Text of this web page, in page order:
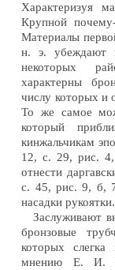
Характеризуя
Крупной
Материалы
н. э. убеждают
некоторых
характерны
числу которых и
То же самое
который
кинжальчикам
12, с. 29, рис.
отнести
с. 45, рис. 9, б,
насадки рукоятки.
Заслуживают
бронзовые
которых
мнению Е. И.